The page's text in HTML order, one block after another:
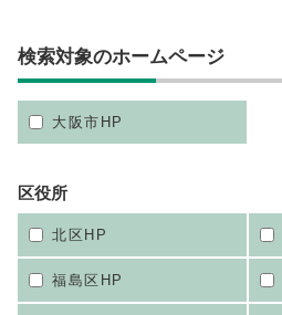
検索対象のホームページ
大阪市HP
区役所
北区HP
福島区HP